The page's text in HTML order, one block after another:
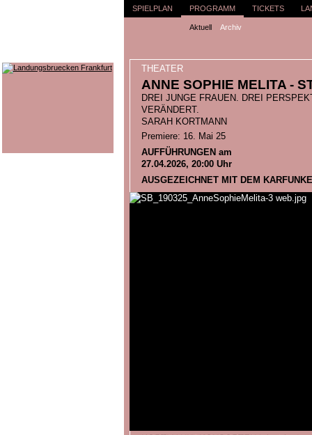
SPIELPLAN PROGRAMM
Aktuell Archiv
TICKETS
THEATER
ANNE SOPHIE MELITA -
DREI JUNGE FRAUEN. DREI
VERÄNDERT.
SARAH KORTMANN
Premiere: 16. Mai 25
AUFFÜHRUNGEN am
27.04.2026, 20:00 Uhr
AUSGEZEICHNET MIT DEM